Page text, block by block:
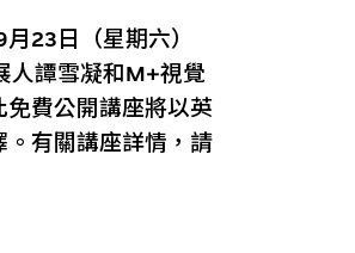
23日（星期六）
人譚雪凝和M+視覺
費公開講座將以英
有關講座詳情，請